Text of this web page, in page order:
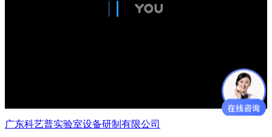
广东科艺普实验室设备研制有限公司